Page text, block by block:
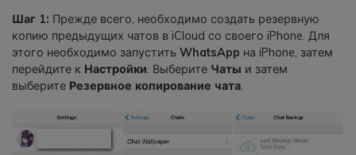
Шаг 1: Прежде всего, необходимо создать резервную
копию предыдущих чатов в iCloud со своего iPhone. Для
этого необходимо запустить WhatsApp на iPhone, затем
перейдите к Настройки . Выберите Чаты и затем
выберите Резервное копирование чата